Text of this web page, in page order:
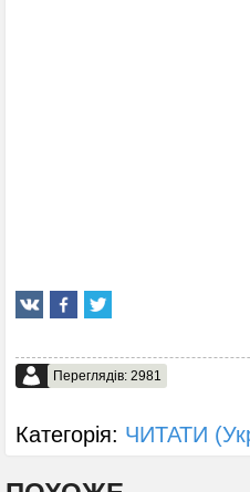
Переглядів: 2981
Категорія: ЧИТАТИ